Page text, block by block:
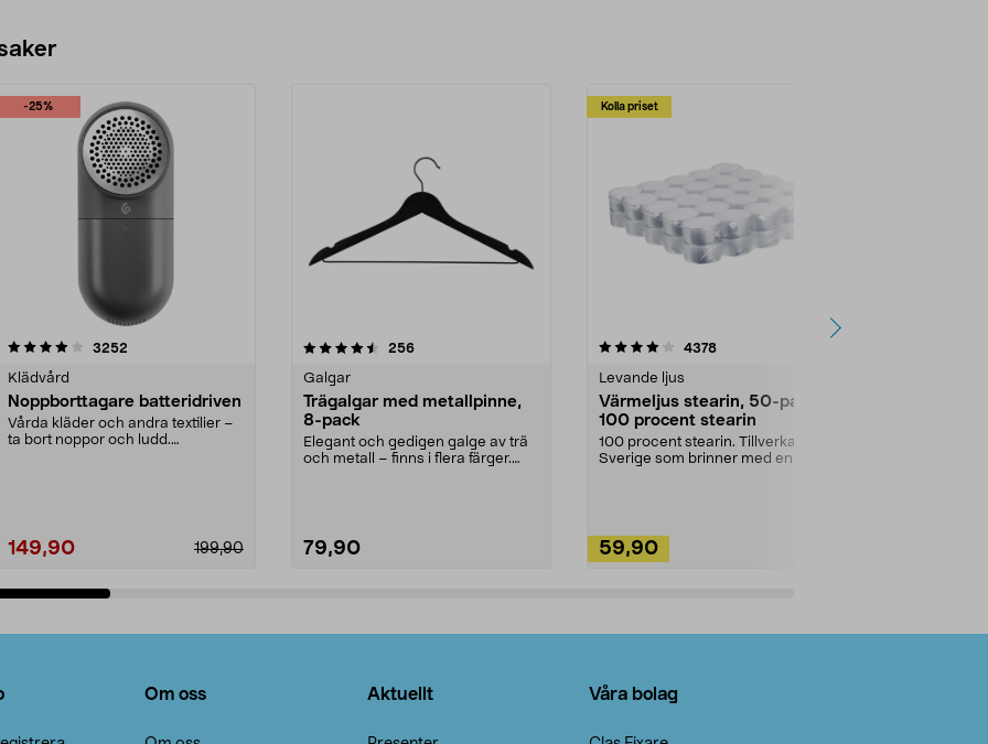
-25%
3252
Klädvård
Noppborttagare batteridriven
Vårda kläder och andra textilier –
ta bort noppor och ludd.
199,90
149,90
4.5av 5 stjärnor 256recensioner
Galgar
Trägalgar med metallpinne,
8-pack
Elegant och gedigen galge av trä
och metall – finns i flera färger.
79,90
Kolla priset
4.0av 5 stjärnor 4378recensioner
Levande ljus
Värmeljus stearin, 50-pack,
100 procent stearin
100 procent stearin. Tillverkade i
Sverige som brinner med en
59,90
4.5av 5 stjärnor
Om oss Aktuellt Våra bolag